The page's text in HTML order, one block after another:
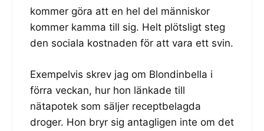
kommer göra att en hel del människor
kommer kamma till sig. Helt plötsligt steg
den sociala kostnaden för att vara ett svin.
Exempelvis skrev jag om Blondinbella i
förra veckan, hur hon länkade till
nätapotek som säljer receptbelagda
droger. Hon bryr sig antagligen inte om det